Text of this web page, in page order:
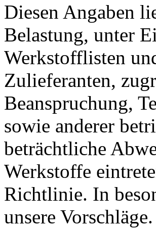
Diesen Angaben
Belastung, unter
Werkstofflisten
Zulieferanten,
Beanspruchung,
sowie anderer
beträchtliche
Werkstoffe
Richtlinie. In
unsere Vorschläge.